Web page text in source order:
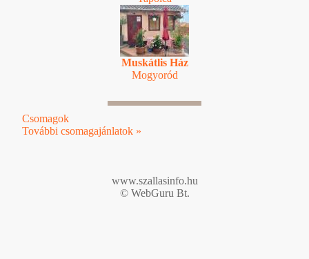
Muskátlis Ház
Mogyoród
Csomagok
További csomagajánlatok »
www.szallasinfo.hu
© WebGuru Bt.